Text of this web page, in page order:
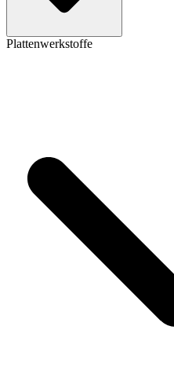
Plattenwerkstoffe